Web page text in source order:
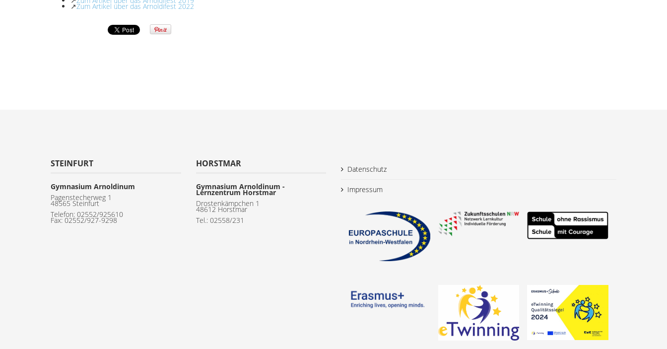
↗Zum Artikel über das Arnoldifest 2022
STEINFURT
Gymnasium Arnoldinum
Pagenstecherweg 1
48565 Steinfurt
Telefon: 02552/925610
Fax: 02552/927-9298
HORSTMAR
Gymnasium Arnoldinum -
Lernzentrum Horstmar
Drostenkämpchen 1
48612 Horstmar
Tel.: 02558/231
Datenschutz
Impressum